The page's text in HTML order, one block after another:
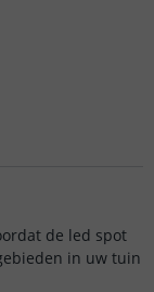
de led spot
in uw tuin